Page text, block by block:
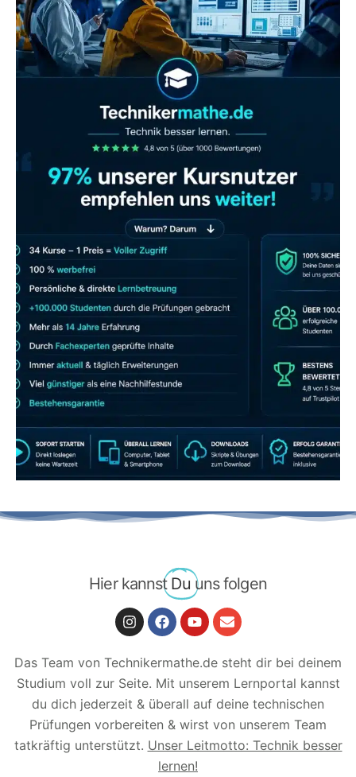
LERNEN
Hier kannst Du uns folgen
Das Team von Technikermathe.de steht dir bei deinem
Studium voll zur Seite. Mit unserem Lernportal kannst
du dich jederzeit & überall auf deine technischen
Prüfungen vorbereiten & wirst von unserem Team
tatkräftig unterstützt. Unser Leitmotto: Technik besser
lernen!